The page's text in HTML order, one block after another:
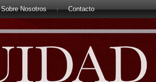
Sobre Nosotros Contacto